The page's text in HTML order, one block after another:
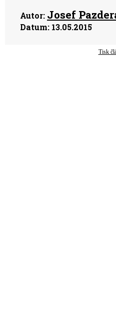
Autor: Josef
Datum: 13.05.2015
Tisk